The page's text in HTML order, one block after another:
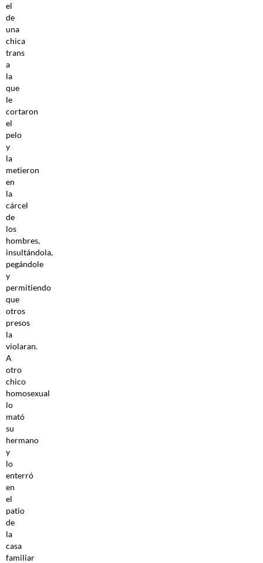
el
de
una
chica
trans
a
la
que
le
cortaron
el
pelo
y
la
metieron
en
la
cárcel
de
los
hombres,
insultándola,
pegándole
y
permitiendo
que
otros
presos
la
violaran.
A
otro
chico
homosexual
lo
mató
su
hermano
y
lo
enterró
en
el
patio
de
la
casa
familiar